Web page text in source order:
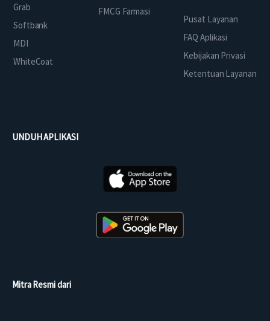
Grab
Softbank
MDI
WhiteCoat
FMCG Farmasi
Pusat Layanan
FAQ Aplikasi
Kebijakan Privasi
Ketentuan Layanan
UNDUH APLIKASI
Mitra Resmi dari